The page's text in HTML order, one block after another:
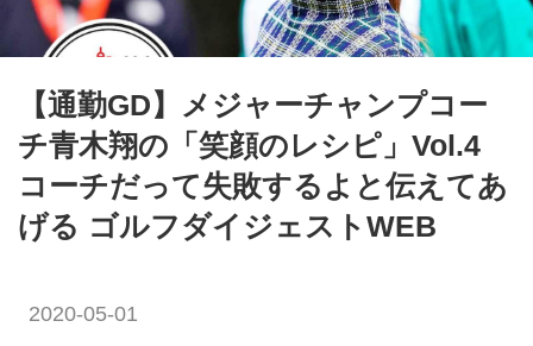
【通勤GD】メジャーチャンプコー
チ青木翔の「笑顔のレシピ」Vol.4
コーチだって失敗するよと伝えてあ
げる ゴルフダイジェストWEB
2020-05-01